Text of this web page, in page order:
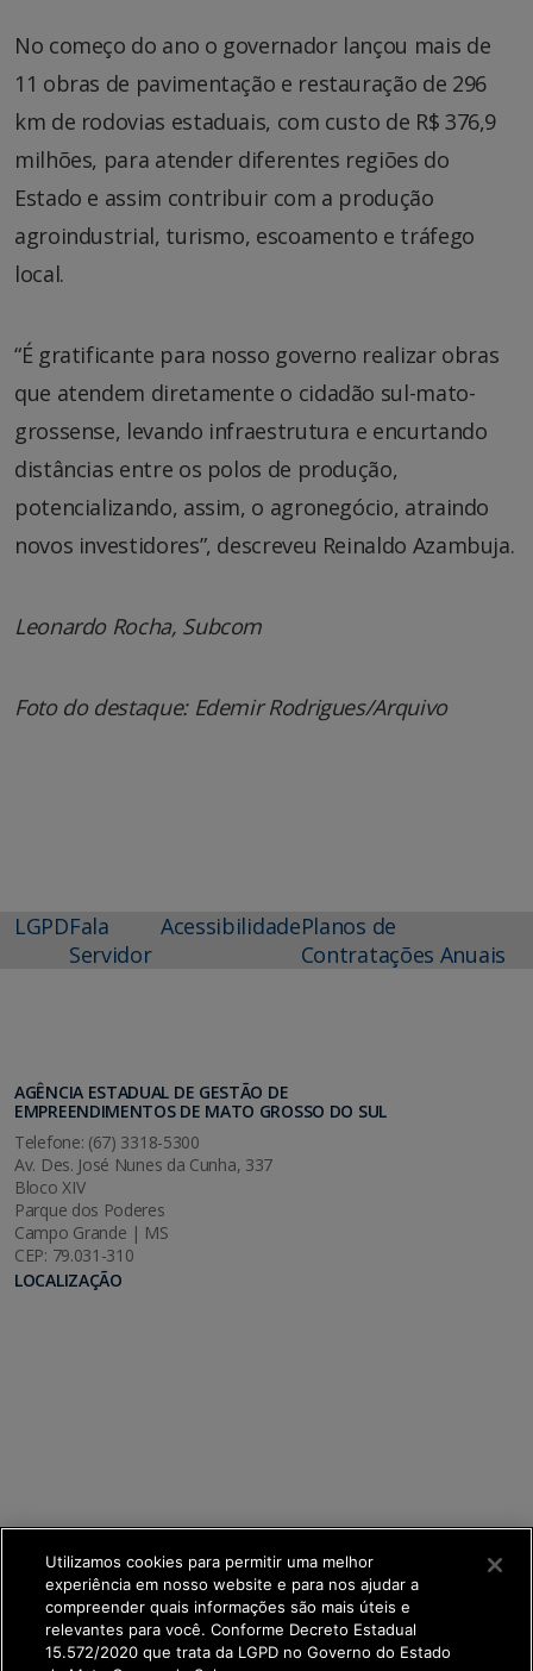
No começo do ano o governador lançou mais de
11 obras de pavimentação e restauração de 296
km de rodovias estaduais, com custo de R$ 376,9
milhões, para atender diferentes regiões do
Estado e assim contribuir com a produção
agroindustrial, turismo, escoamento e tráfego
local.
“É gratificante para nosso governo realizar obras
que atendem diretamente o cidadão sul-mato-
grossense, levando infraestrutura e encurtando
distâncias entre os polos de produção,
potencializando, assim, o agronegócio, atraindo
novos investidores”, descreveu Reinaldo Azambuja.
Leonardo Rocha, Subcom
Foto do destaque: Edemir Rodrigues/Arquivo
LGPDFala
Servidor
AcessibilidadePlanos de
Contratações Anuais
AGÊNCIA ESTADUAL DE GESTÃO DE
EMPREENDIMENTOS DE MATO GROSSO DO SUL
Telefone: (67) 3318-5300
Av. Des. José Nunes da Cunha, 337
Bloco XIV
Parque dos Poderes
Campo Grande | MS
CEP: 79.031-310
LOCALIZAÇÃO
Utilizamos cookies para permitir uma melhor
experiência em nosso website e para nos ajudar a
compreender quais informações são mais úteis e
relevantes para você. Conforme Decreto Estadual
15.572/2020 que trata da LGPD no Governo do Estado